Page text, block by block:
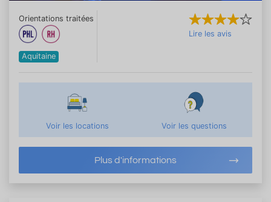
Orientations traitées
Aquitaine
Lire les avis
Voir les locations Voir les questions
Plus d'informations